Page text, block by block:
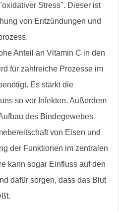
Stress". Dieser ist
von Entzündungen und
Anteil an Vitamin C in den
für zahlreiche Prozesse im
Es stärkt die
so vor Infekten. Außerdem
des Bindegewebes
von Eisen und
der Funktionen im zentralen
kann sogar Einfluss auf den
dafür sorgen, dass das Blut